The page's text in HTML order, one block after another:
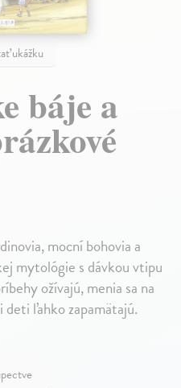
ukážku
báje a
mocní bohovia a
mytológie s dávkou vtipu
ožívajú, menia sa na
deti ľahko zapamätajú.